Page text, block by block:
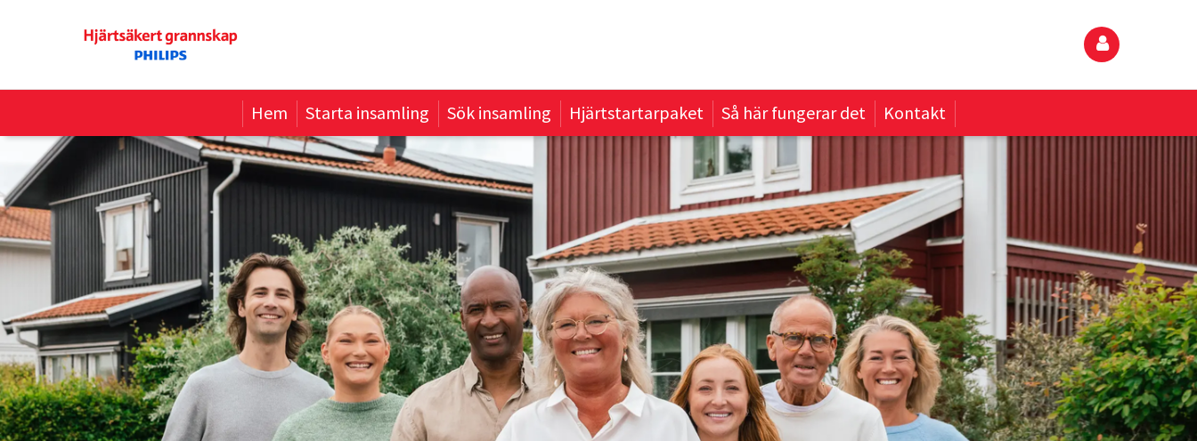
Hem Starta insamling Sök insamling Hjärtstartarpaket Så här fungerar det Kontakt